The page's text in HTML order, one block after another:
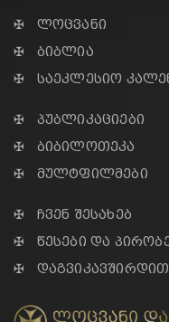
✠ ლოცვანი
✠ ბიბლია
✠ საეკლესიო
✠ პუბლიკაციები
✠ ბიბილოთეკა
✠ მულტფილმები
✠ ჩვენ შესახებ
✠ წესები და
✠ დაგვიკავშირდით